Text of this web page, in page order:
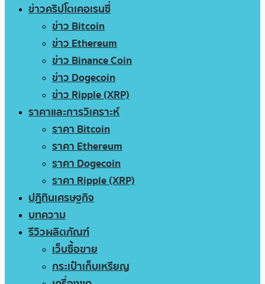
ข่าวคริปโตเคอเรนซี่
ข่าว Bitcoin
ข่าว Ethereum
ข่าว Binance Coin
ข่าว Dogecoin
ข่าว Ripple (XRP)
ราคาและการวิเคราะห์
ราคา Bitcoin
ราคา Ethereum
ราคา Dogecoin
ราคา Ripple (XRP)
ปฏิทินเศรษฐกิจ
บทความ
รีวิวผลิตภัณฑ์
เว็บซื้อขาย
กระเป๋าเก็บเหรียญ